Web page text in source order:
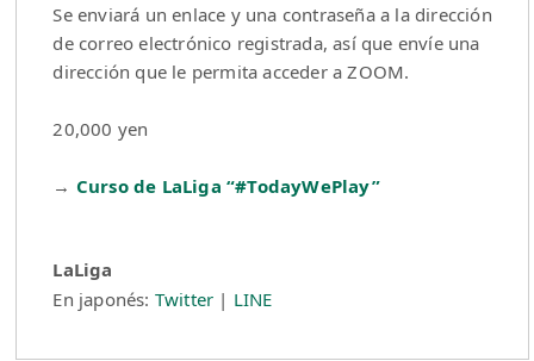
Se enviará un enlace y una contraseña a la dirección
de correo electrónico registrada, así que envíe una
dirección que le permita acceder a ZOOM.
20,000 yen
→ Curso de LaLiga “#TodayWePlay”
LaLiga
En japonés: Twitter | LINE